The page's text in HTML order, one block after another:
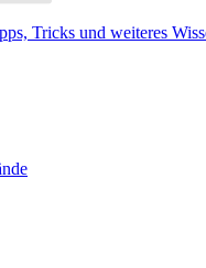
Tricks und weiteres